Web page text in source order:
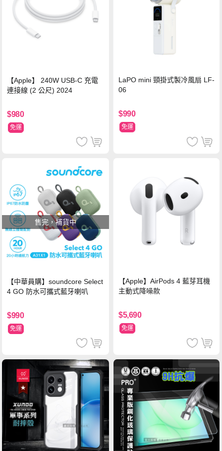
【Apple】 240W USB-C 充電
連接線 (2 公尺) 2024
$980
免運
LaPO mini 頸掛式製冷風扇 LF-
06
$990
免運
售完，補貨中
【中華員購】soundcore Select
4 GO 防水可攜式藍牙喇叭
$990
免運
【Apple】AirPods 4 藍芽耳機
主動式降噪款
$5,690
免運